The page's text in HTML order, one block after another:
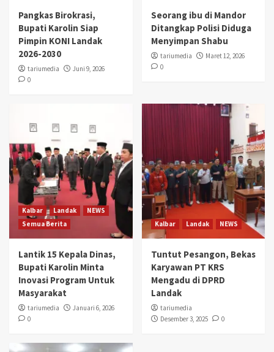
Pangkas Birokrasi,
Bupati Karolin Siap
Pimpin KONI Landak
2026-2030
tariumedia
Juni 9, 2026
0
Seorang ibu di Mandor
Ditangkap Polisi Diduga
Menyimpan Shabu
tariumedia
Maret 12, 2026
0
Kalbar Landak
NEWS
Semua Berita
Lantik 15 Kepala Dinas,
Bupati Karolin Minta
Inovasi Program Untuk
Masyarakat
tariumedia
Januari 6, 2026
0
Kalbar Landak NEWS
Tuntut Pesangon, Bekas
Karyawan PT KRS
Mengadu di DPRD
Landak
tariumedia
Desember 3, 2025
0